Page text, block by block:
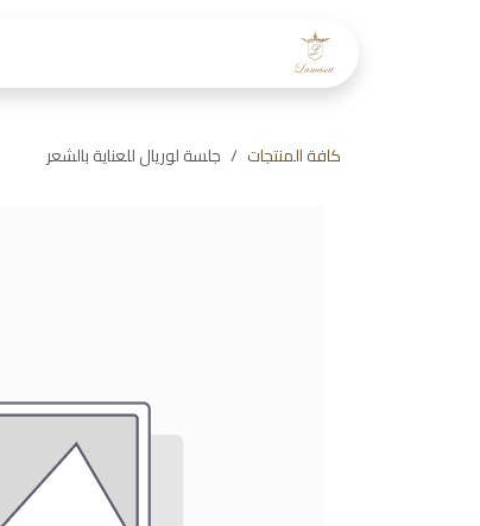
كافة المنتجات جلسة لوريال للعناية بالشعر